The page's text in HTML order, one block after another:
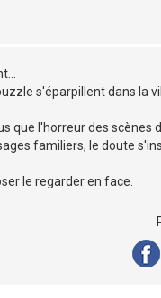
s'éparpillent dans la
que l'horreur des scènes
familiers, le doute
le regarder en face.